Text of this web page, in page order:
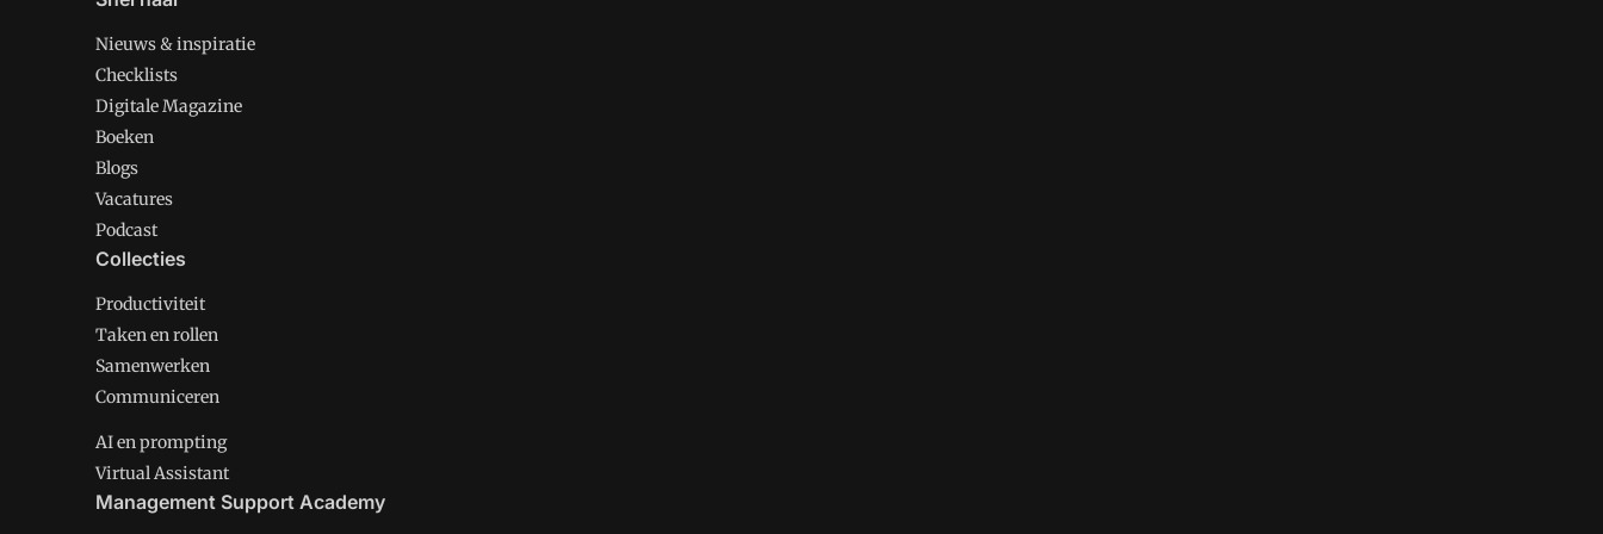
Nieuws & inspiratie
Checklists
Digitale Magazine
Boeken
Blogs
Vacatures
Podcast
Collecties
Productiviteit
Taken en rollen
Samenwerken
Communiceren
AI en prompting
Virtual Assistant
Management Support Academy